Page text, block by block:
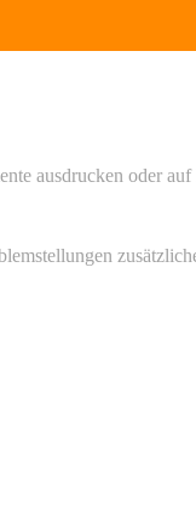
ausdrucken oder